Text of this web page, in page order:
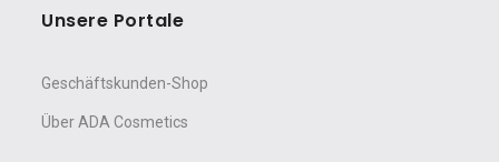
Unsere Portale
Geschäftskunden-Shop
Über ADA Cosmetics